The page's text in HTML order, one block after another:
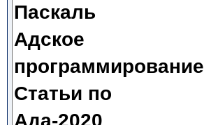
Паскаль
Адское
программирование
Статьи по
Ада-2020